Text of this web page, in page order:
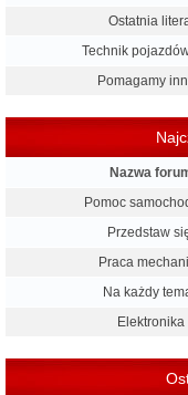
Ostatnia
Technik
Pomagamy
Nazwa
Pomoc
Przedstaw
Praca
Na każdy
Elektronika